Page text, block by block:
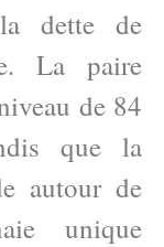
dette de
La paire
de 84
que la
autour de
unique